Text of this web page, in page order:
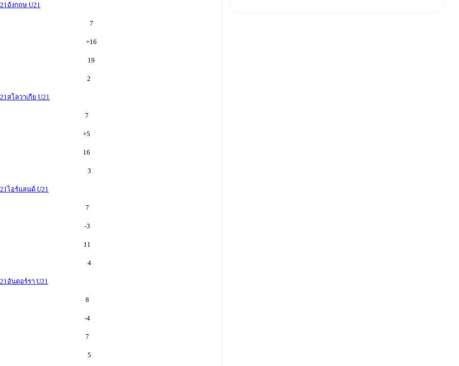
อังกฤษ U21
7
+16
19
2
สโลวาเกีย U21
7
+5
16
3
ไอร์แลนด์ U21
7
-3
11
4
อันดอร์รา U21
8
-4
7
5